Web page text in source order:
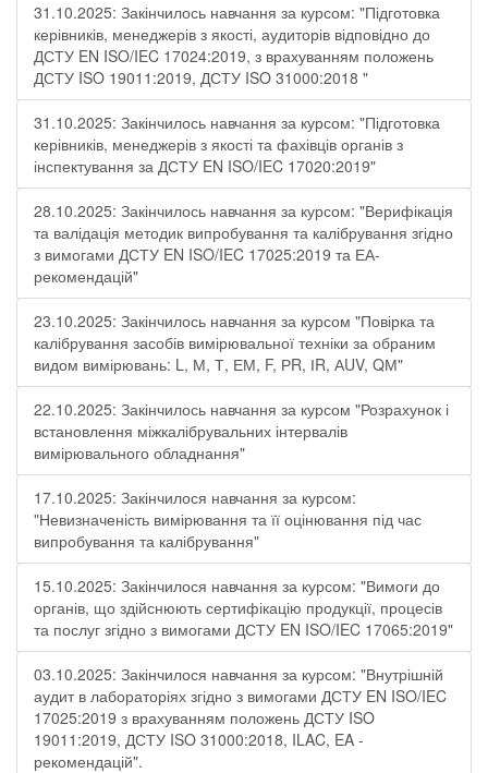
31.10.2025: Закінчилось навчання за курсом: "Підготовка
керівників, менеджерів з якості, аудиторів відповідно до
ДСТУ EN ISO/IEC 17024:2019, з врахуванням положень
ДСТУ ISO 19011:2019, ДСТУ ISO 31000:2018 "
31.10.2025: Закінчилось навчання за курсом: "Підготовка
керівників, менеджерів з якості та фахівців органів з
інспектування за ДСТУ EN ISO/IEC 17020:2019"
28.10.2025: Закінчилось навчання за курсом: "Верифікація
та валідація методик випробування та калібрування згідно
з вимогами ДСТУ EN ISO/IEC 17025:2019 та ЕА-
рекомендацій"
23.10.2025: Закінчилось навчання за курсом "Повірка та
калібрування засобів вимірювальної техніки за обраним
видом вимірювань: L, М, Т, ЕМ, F, РR, ІR, АUV, QМ"
22.10.2025: Закінчилось навчання за курсом "Розрахунок і
встановлення міжкалібрувальних інтервалів
вимірювального обладнання"
17.10.2025: Закінчилося навчання за курсом:
"Невизначеність вимірювання та її оцінювання під час
випробування та калібрування"
15.10.2025: Закінчилося навчання за курсом: "Вимоги до
органів, що здійснюють сертифікацію продукції, процесів
та послуг згідно з вимогами ДСТУ EN ISO/IEC 17065:2019"
03.10.2025: Закінчилося навчання за курсом: "Внутрішній
аудит в лабораторіях згідно з вимогами ДСТУ EN ISO/IEC
17025:2019 з врахуванням положень ДСТУ ISO
19011:2019, ДСТУ ISO 31000:2018, ILAC, EA -
рекомендацій".